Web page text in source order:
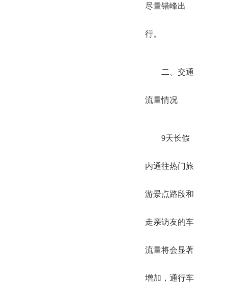
尽量错峰出
行。
二、交通
流量情况
9天长假
内通往热门旅
游景点路段和
走亲访友的车
流量将会显著
增加，通行车